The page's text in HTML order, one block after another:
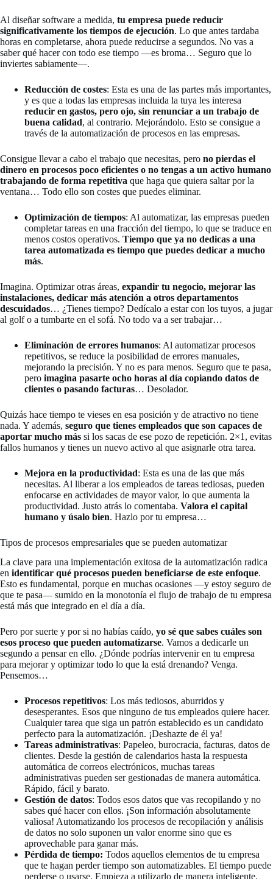
Al diseñar software a medida, tu empresa puede reducir
significativamente los tiempos de ejecución. Lo que antes tardaba
horas en completarse, ahora puede reducirse a segundos. No vas a
saber qué hacer con todo ese tiempo —es broma… Seguro que lo
inviertes sabiamente—.
Reducción de costes: Esta es una de las partes más importantes,
y es que a todas las empresas incluida la tuya les interesa
reducir en gastos, pero ojo, sin renunciar a un trabajo de
buena calidad, al contrario. Mejorándolo. Esto se consigue a
través de la automatización de procesos en las empresas.
Consigue llevar a cabo el trabajo que necesitas, pero no pierdas el
dinero en procesos poco eficientes o no tengas a un activo humano
trabajando de forma repetitiva que haga que quiera saltar por la
ventana… Todo ello son costes que puedes eliminar.
Optimización de tiempos: Al automatizar, las empresas pueden
completar tareas en una fracción del tiempo, lo que se traduce en
menos costos operativos. Tiempo que ya no dedicas a una
tarea automatizada es tiempo que puedes dedicar a mucho
más.
Imagina. Optimizar otras áreas, expandir tu negocio, mejorar las
instalaciones, dedicar más atención a otros departamentos
descuidados… ¿Tienes tiempo? Dedícalo a estar con los tuyos, a jugar
al golf o a tumbarte en el sofá. No todo va a ser trabajar…
Eliminación de errores humanos: Al automatizar procesos
repetitivos, se reduce la posibilidad de errores manuales,
mejorando la precisión. Y no es para menos. Seguro que te pasa,
pero imagina pasarte ocho horas al día copiando datos de
clientes o pasando facturas… Desolador.
Quizás hace tiempo te vieses en esa posición y de atractivo no tiene
nada. Y además, seguro que tienes empleados que son capaces de
aportar mucho más si los sacas de ese pozo de repetición. 2×1, evitas
fallos humanos y tienes un nuevo activo al que asignarle otra tarea.
Mejora en la productividad: Esta es una de las que más
necesitas. Al liberar a los empleados de tareas tediosas, pueden
enfocarse en actividades de mayor valor, lo que aumenta la
productividad. Justo atrás lo comentaba. Valora el capital
humano y úsalo bien. Hazlo por tu empresa…
Tipos de procesos empresariales que se pueden automatizar
La clave para una implementación exitosa de la automatización radica
en identificar qué procesos pueden beneficiarse de este enfoque.
Esto es fundamental, porque en muchas ocasiones —y estoy seguro de
que te pasa— sumido en la monotonía el flujo de trabajo de tu empresa
está más que integrado en el día a día.
Pero por suerte y por si no habías caído, yo sé que sabes cuáles son
esos proceso que pueden automatizarse. Vamos a dedicarle un
segundo a pensar en ello. ¿Dónde podrías intervenir en tu empresa
para mejorar y optimizar todo lo que la está drenando? Venga.
Pensemos…
Procesos repetitivos: Los más tediosos, aburridos y
desesperantes. Esos que ninguno de tus empleados quiere hacer.
Cualquier tarea que siga un patrón establecido es un candidato
perfecto para la automatización. ¡Deshazte de él ya!
Tareas administrativas: Papeleo, burocracia, facturas, datos de
clientes. Desde la gestión de calendarios hasta la respuesta
automática de correos electrónicos, muchas tareas
administrativas pueden ser gestionadas de manera automática.
Rápido, fácil y barato.
Gestión de datos: Todos esos datos que vas recopilando y no
sabes qué hacer con ellos. ¡Son información absolutamente
valiosa! Automatizando los procesos de recopilación y análisis
de datos no solo suponen un valor enorme sino que es
aprovechable para ganar más.
Pérdida de tiempo: Todos aquellos elementos de tu empresa
que te hagan perder tiempo son automatizables. El tiempo puede
perderse o usarse. Empieza a utilizarlo de manera inteligente.